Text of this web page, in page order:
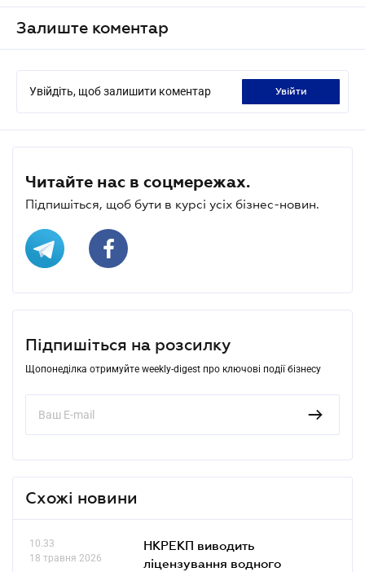
Залиште коментар
Увійдіть, щоб залишити коментар увійти
Читайте нас в соцмережах.
Підпишіться, щоб бути в курсі усіх бізнес-новин.
Підпишіться на розсилку
Щопонеділка отримуйте weekly-digest про ключові події бізнесу
Схожі новини
10.33
18 травня 2026
НКРЕКП виводить
ліцензування водного